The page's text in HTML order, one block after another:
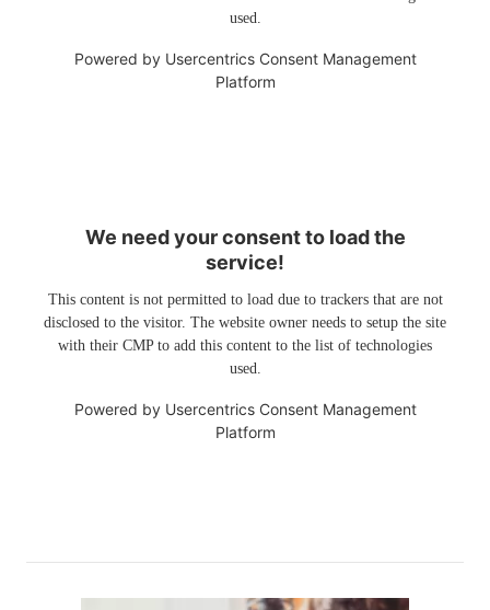
used.
Powered by Usercentrics Consent Management
Platform
We need your consent to load the
service!
This content is not permitted to load due to trackers that are not
disclosed to the visitor. The website owner needs to setup the site
with their CMP to add this content to the list of technologies
used.
Powered by Usercentrics Consent Management
Platform